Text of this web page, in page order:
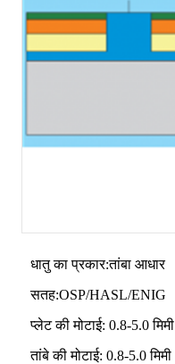
धातु का प्रकार:तांबा आधार
सतह:OSP/HASL/ENIG
प्लेट की मोटाई: 0.8-5.0 मिमी
तांबे की मोटाई: 0.8-5.0 मिमी